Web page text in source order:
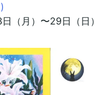
（月）〜29日（日）